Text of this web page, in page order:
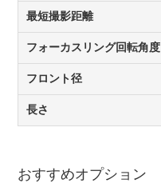
最短撮影距離
フォーカスリング回転角度
フロント径
長さ
おすすめオプション